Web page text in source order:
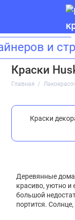
и
Краски
Главная
Краски и
Антисептики
Грунтовки
Очистители
Шпатлевки и
Лаки
Краски
Деревянные
красиво, уютно и
большой
портится.